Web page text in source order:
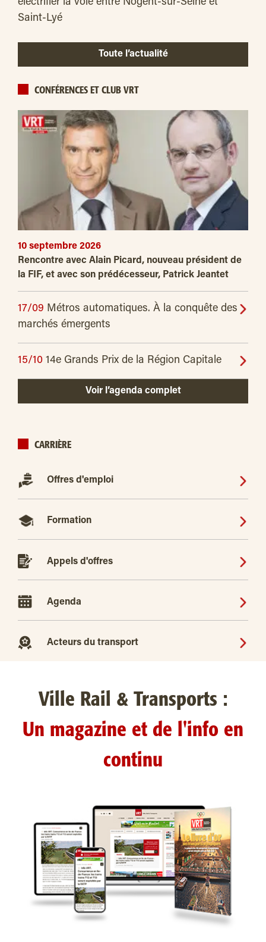
électrifier la voie entre Nogent-sur-Seine et
Saint-Lyé
Toute l’actualité
CONFÉRENCES ET CLUB VRT
10 septembre 2026
Rencontre avec Alain Picard, nouveau président de
la FIF, et avec son prédécesseur, Patrick Jeantet
17/09 Métros automatiques. À la conquête des
marchés émergents
15/10 14e Grands Prix de la Région Capitale
Voir l’agenda complet
CARRIÈRE
Offres d'emploi
Formation
Appels d'offres
Agenda
Acteurs du transport
Ville Rail & Transports :
Un magazine et de l'info en
continu